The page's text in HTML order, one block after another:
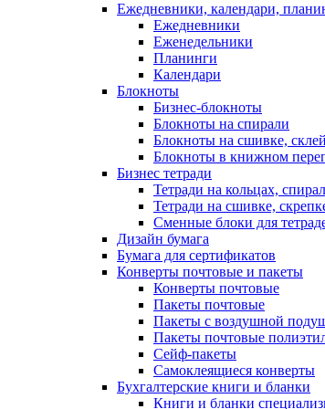
Ежедневники, календари,
Ежедневники
Еженедельники
Планинги
Календари
Блокноты
Бизнес-блокноты
Блокноты на спирали
Блокноты на сшивке,
Блокноты в книжном
Бизнес тетради
Тетради на кольцах,
Тетради на сшивке,
Сменные блоки для
Дизайн бумага
Бумага для сертификатов
Конверты почтовые и пакеты
Конверты почтовые
Пакеты почтовые
Пакеты с воздушной
Пакеты почтовые
Сейф-пакеты
Самоклеящиеся конверты
Бухгалтерские книги и бланки
Книги и бланки